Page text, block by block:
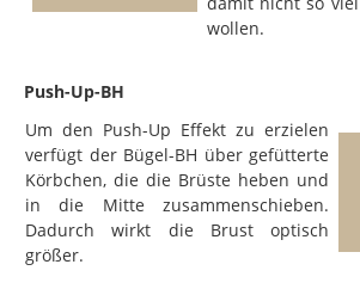
wollen.
Push-Up-BH
Um den Push-Up Effekt zu erzielen
verfügt der Bügel-BH über gefütterte
Körbchen, die die Brüste heben und
in die Mitte zusammenschieben.
Dadurch wirkt die Brust optisch
größer.